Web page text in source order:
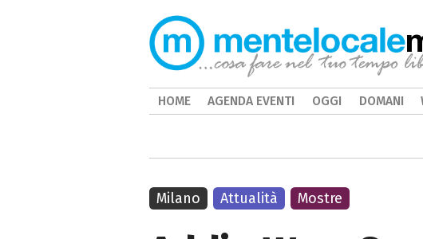
Milano Attualità Mostre
HOME AGENDA EVENTI OGGI DOMANI